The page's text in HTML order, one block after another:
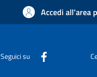
Accedi all'area
Seguici su